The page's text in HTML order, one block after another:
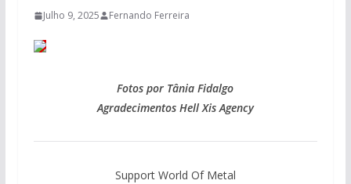
Julho 9, 2025 Fernando Ferreira
Fotos por Tânia Fidalgo
Agradecimentos Hell Xis Agency
Support World Of Metal